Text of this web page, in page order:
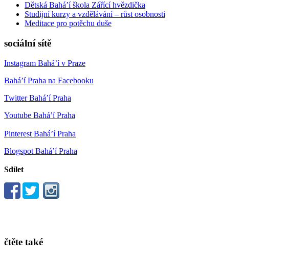
Dětská Bahá’í škola Zářící hvězdička
Studijní kurzy a vzdělávání – růst osobnosti
Meditace pro potěchu duše
sociální sítě
Instagram Bahá’í v Praze
Bahá’í Praha na Facebooku
Twitter Bahá’í Praha
Youtube Bahá’í Praha
Pinterest Bahá’í Praha
Blogspot Bahá’í Praha
Sdílet
čtěte také